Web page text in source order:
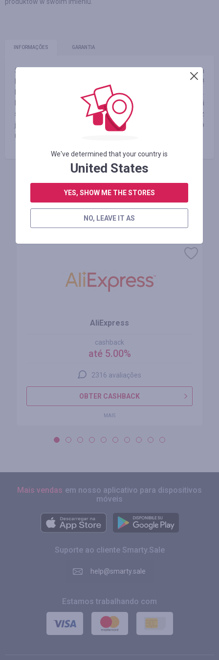
INFORMAÇÕES GARANTIA
Stale rozszerzamy asortyment produktów oferowanych
klientom i mamy nadzieję, że znajdziesz to, czego szukasz!
Fruugo upraszcza proces zakupu artykułów z całego świata.
Naszą misją jest zapewnienie szerokiego wyboru produktów i
swobody dokonywania bezpiecznych zakupów z
jakiegokolwiek miejsca, za pomocą jednego, globalnego
rynku.
FAÇA LOGIN PARA DEIXAR UM COMENTÁRIO
Lojas similares
AliExpress
cashback
até 5.00%
2316 avaliações
OBTER CASHBACK
MAIS
Mais vendas em nosso aplicativo para dispositivos
móveis
Suporte ao cliente Smarty.Sale
help@smarty.sale
Estamos trabalhando com
We've determined that your country is
United States
YES, SHOW ME THE STORES
NO, LEAVE IT AS